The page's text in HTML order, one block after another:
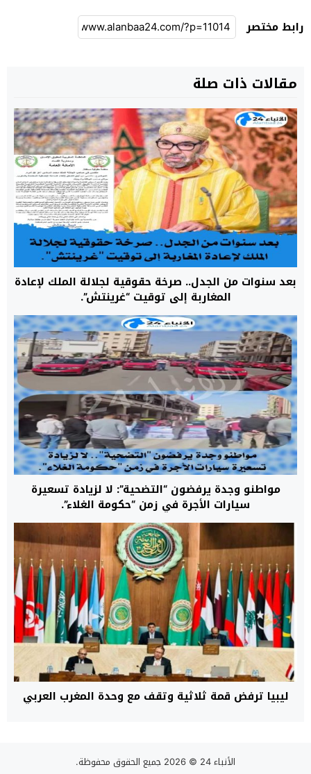
رابط مختصر
مقالات ذات صلة
بعد سنوات من الجدل.. صرخة حقوقية لجلالة الملك لإعادة
المغاربة إلى توقيت “غرينتش”.
​مواطنو وجدة يرفضون “التضحية”: لا لزيادة تسعيرة
سيارات الأجرة في زمن “حكومة الغلاء”.
ليبيا ترفض قمة ثلاثية وتقف مع وحدة المغرب العربي
الأنباء 24
© 2026 جميع الحقوق محفوظة.